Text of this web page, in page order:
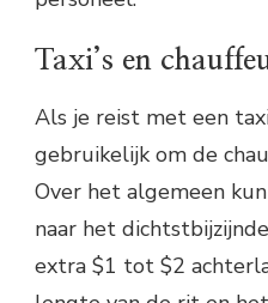
Taxi’s en
Als je reist met een
gebruikelijk om de
Over het algemeen
naar het
extra $1 tot $2